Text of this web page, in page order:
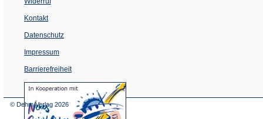
Kontakt
Datenschutz
Impressum
Barrierefreiheit
(Öffnet
in
© Dehm Verlag 2026